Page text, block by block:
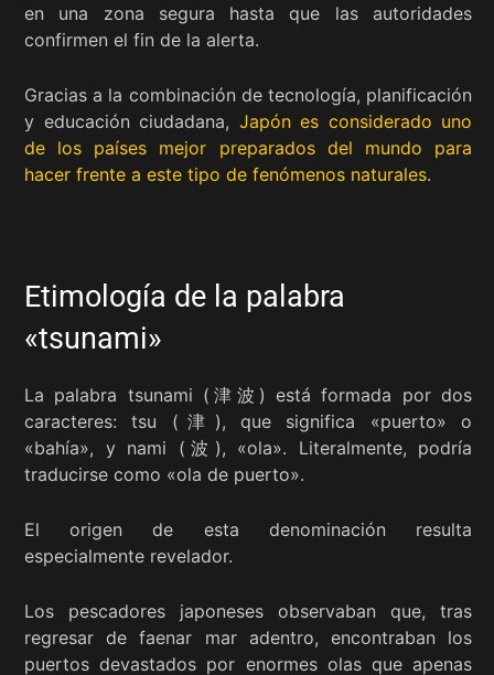
en una zona segura hasta que las autoridades
confirmen el fin de la alerta.
Gracias a la combinación de tecnología, planificación
y educación ciudadana, Japón es considerado uno
de los países mejor preparados del mundo para
hacer frente a este tipo de fenómenos naturales.
Etimología de la palabra
«tsunami»
La palabra tsunami (津波) está formada por dos
caracteres: tsu (津), que significa «puerto» o
«bahía», y nami (波), «ola». Literalmente, podría
traducirse como «ola de puerto».
El origen de esta denominación resulta
especialmente revelador.
Los pescadores japoneses observaban que, tras
regresar de faenar mar adentro, encontraban los
puertos devastados por enormes olas que apenas